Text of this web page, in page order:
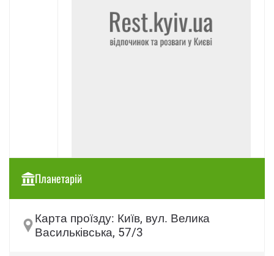
Планетарій
Карта проїзду: Київ, вул. Велика
Васильківська, 57/3